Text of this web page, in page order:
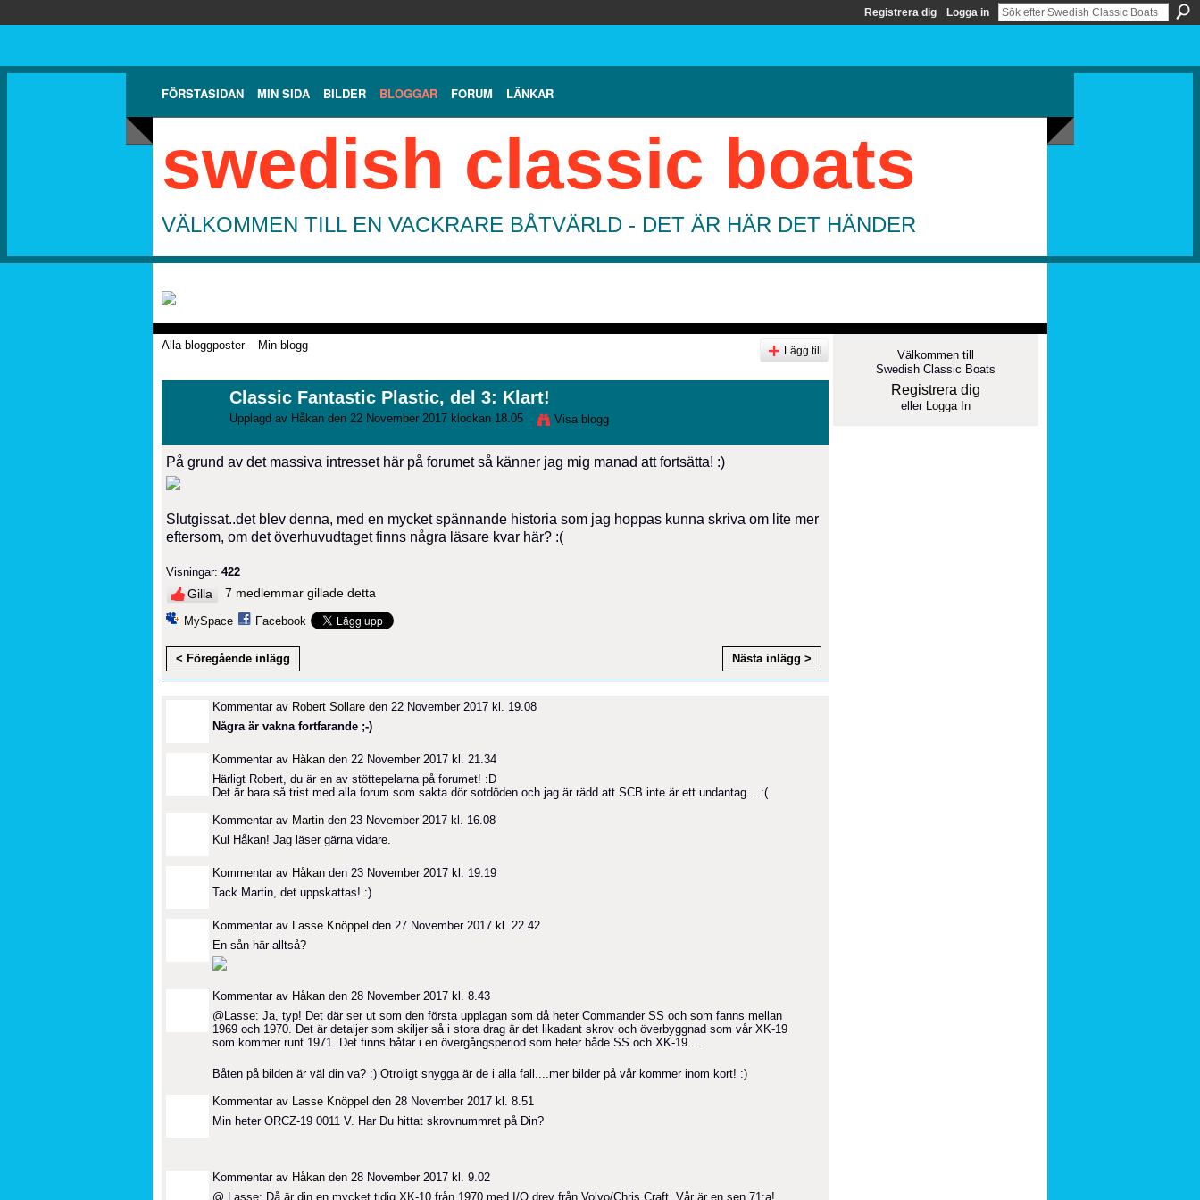
Registrera dig Logga in
FÖRSTASIDAN MIN SIDA BILDER BLOGGAR FORUM LÄNKAR
swedish classic boats
VÄLKOMMEN TILL EN VACKRARE BÅTVÄRLD - DET ÄR HÄR DET HÄNDER
Alla bloggposter Min blogg Lägg till
Classic Fantastic Plastic, del 3: Klart!
Upplagd av Håkan den 22 November 2017 klockan 18.05 Visa blogg
På grund av det massiva intresset här på forumet så känner jag mig manad att fortsätta! :)
Slutgissat..det blev denna, med en mycket spännande historia som jag hoppas kunna skriva om lite mer
eftersom, om det överhuvudtaget finns några läsare kvar här? :(
Visningar: 422
Gilla 7 medlemmar gillade detta
MySpace Facebook
< Föregående inlägg Nästa inlägg >
Kommentar av Robert Sollare den 22 November 2017 kl. 19.08
Några är vakna fortfarande ;-)
Kommentar av Håkan den 22 November 2017 kl. 21.34
Härligt Robert, du är en av stöttepelarna på forumet! :D
Det är bara så trist med alla forum som sakta dör sotdöden och jag är rädd att SCB inte är ett undantag....:(
Kommentar av Martin den 23 November 2017 kl. 16.08
Kul Håkan! Jag läser gärna vidare.
Kommentar av Håkan den 23 November 2017 kl. 19.19
Tack Martin, det uppskattas! :)
Kommentar av Lasse Knöppel den 27 November 2017 kl. 22.42
En sån här alltså?
Kommentar av Håkan den 28 November 2017 kl. 8.43
@Lasse: Ja, typ! Det där ser ut som den första upplagan som då heter Commander SS och som fanns mellan
1969 och 1970. Det är detaljer som skiljer så i stora drag är det likadant skrov och överbyggnad som vår XK-19
som kommer runt 1971. Det finns båtar i en övergångsperiod som heter både SS och XK-19....
Båten på bilden är väl din va? :) Otroligt snygga är de i alla fall....mer bilder på vår kommer inom kort! :)
Kommentar av Lasse Knöppel den 28 November 2017 kl. 8.51
Min heter ORCZ-19 0011 V. Har Du hittat skrovnummret på Din?
Kommentar av Håkan den 28 November 2017 kl. 9.02
@ Lasse: Då är din en mycket tidig XK-10 från 1970 med I/O drev från Volvo/Chris Craft. Vår är en sen 71:a!
Välkommen till
Swedish Classic Boats
Registrera dig
eller Logga In